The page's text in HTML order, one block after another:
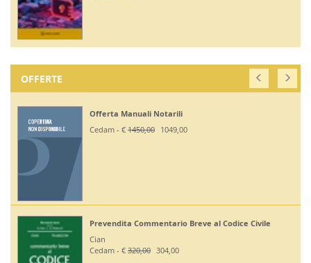
OFFERTE
Offerta Manuali Notarili
Cedam - €1450,00 1049,00
Prevendita Commentario Breve al Codice Civile
Cian
Cedam - €320,00 304,00